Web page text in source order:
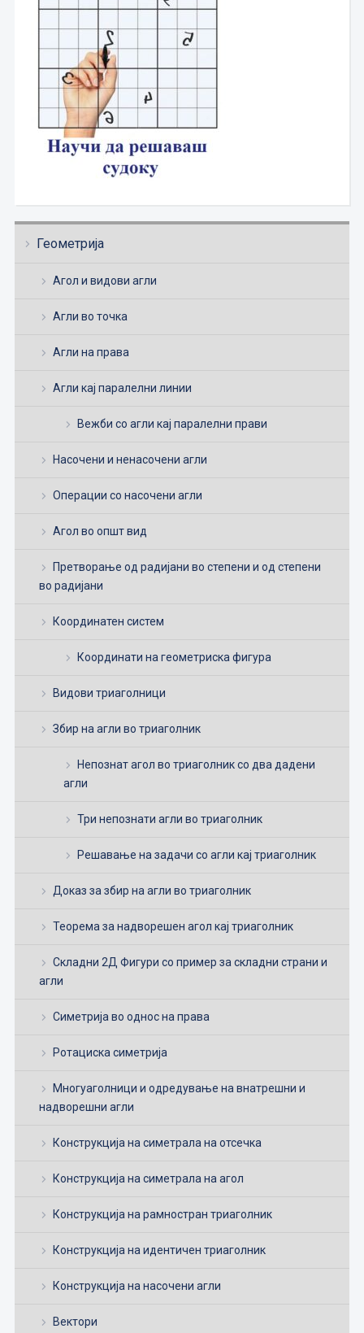
Геометрија
Агол и видови агли
Агли во точка
Агли на права
Агли кај паралелни линии
Вежби со агли кај паралелни прави
Насочени и ненасочени агли
Операции со насочени агли
Агол во општ вид
Претворање од радијани во степени и од степени
во радијани
Координатен систем
Координати на геометриска фигура
Видови триаголници
Збир на агли во триаголник
Непознат агол во триаголник со два дадени
агли
Три непознати агли во триаголник
Решавање на задачи со агли кај триаголник
Доказ за збир на агли во триаголник
Теорема за надворешен агол кај триаголник
Складни 2Д Фигури со пример за складни страни и
агли
Симетрија во однос на права
Ротациска симетрија
Многуаголници и одредување на внатрешни и
надворешни агли
Конструкција на симетрала на отсечка
Конструкција на симетрала на агол
Конструкција на рамностран триаголник
Конструкција на идентичен триаголник
Конструкција на насочени агли
Вектори